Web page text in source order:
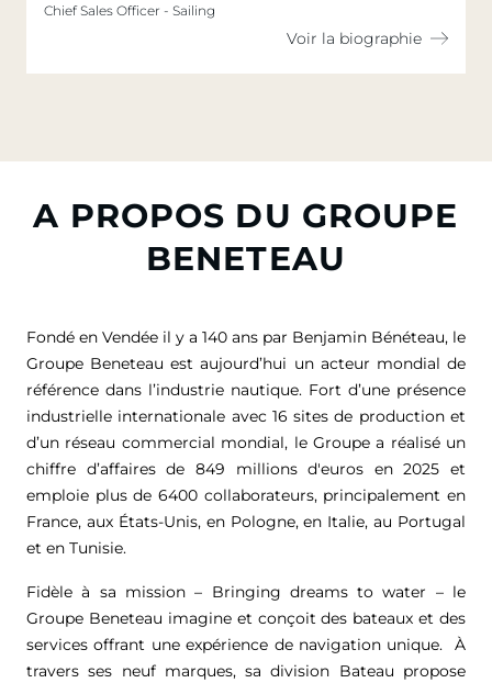
Chief Sales Officer - Sailing
Voir la biographie
A PROPOS DU GROUPE
BENETEAU
Fondé en Vendée il y a 140 ans par Benjamin Bénéteau, le
Groupe Beneteau est aujourd’hui un acteur mondial de
référence dans l’industrie nautique. Fort d’une présence
industrielle internationale avec 16 sites de production et
d’un réseau commercial mondial, le Groupe a réalisé un
chiffre d’affaires de 849 millions d'euros en 2025 et
emploie plus de 6400 collaborateurs, principalement en
France, aux États-Unis, en Pologne, en Italie, au Portugal
et en Tunisie.
Fidèle à sa mission – Bringing dreams to water – le
Groupe Beneteau imagine et conçoit des bateaux et des
services offrant une expérience de navigation unique. À
travers ses neuf marques, sa division Bateau propose